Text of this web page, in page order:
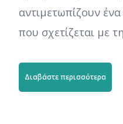
αντιμετωπίζουν
που σχετίζεται με
Διαβάστε περισσότερα